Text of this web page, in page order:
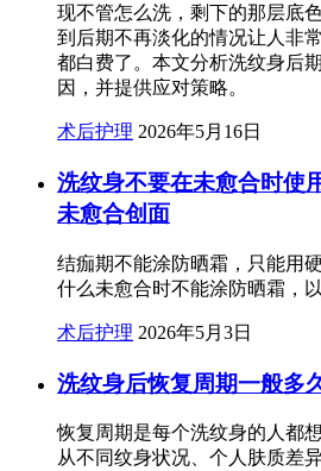
现不管怎么洗，剩下的那层底
到后期不再淡化的情况让人非
都白费了。本文分析洗纹身后
因，并提供应对策略。
术后护理 2026年5月16日
洗纹身不要在未愈合时使
未愈合创面
结痂期不能涂防晒霜，只能用
什么未愈合时不能涂防晒霜，
术后护理 2026年5月3日
洗纹身后恢复周期一般多
恢复周期是每个洗纹身的人都
从不同纹身状况、个人肤质差